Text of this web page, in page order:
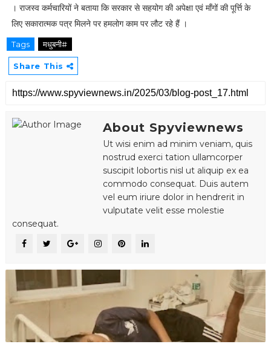
। राजस्व कर्मचारियों ने बताया कि सरकार से सहयोग की अपेक्षा एवं माँगों की पूर्त्ति के
लिए सकारात्मक पत्र मिलने पर हमलोग काम पर लौट रहे हैं ।
Tags मधुबनी#
Share This
About Spyviewnews
Ut wisi enim ad minim veniam, quis
nostrud exerci tation ullamcorper
suscipit lobortis nisl ut aliquip ex ea
commodo consequat. Duis autem
vel eum iriure dolor in hendrerit in
vulputate velit esse molestie
consequat.